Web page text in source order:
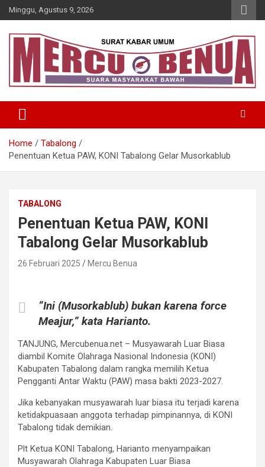
Skip
to
Minggu, Agustus 9, 2026
Mercu Benua
Home
Tabalong
Penentuan Ketua PAW, KONI Tabalong Gelar Musorkablub
TABALONG
Penentuan Ketua PAW, KONI
Tabalong Gelar Musorkablub
26 Februari 2025 Mercu Benua
“Ini (Musorkablub) bukan karena force
Meajur,” kata Harianto.
TANJUNG, Mercubenua.net – Musyawarah Luar Biasa
diambil Komite Olahraga Nasional Indonesia (KONI)
Kabupaten Tabalong dalam rangka memilih Ketua
Pengganti Antar Waktu (PAW) masa bakti 2023-2027.
Jika kebanyakan musyawarah luar biasa itu terjadi karena
ketidakpuasaan anggota terhadap pimpinannya, di KONI
Tabalong tidak demikian.
Plt Ketua KONI Tabalong, Harianto menyampaikan
Musyawarah Olahraga Kabupaten Luar Biasa